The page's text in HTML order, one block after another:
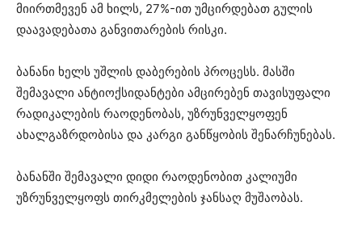
მიირთმევენ ამ ხილს, 27%-ით უმცირდებათ გულის
დაავადებათა განვითარების რისკი.
ბანანი ხელს უშლის დაბერების პროცესს. მასში
შემავალი ანტიოქსიდანტები ამცირებენ თავისუფალი
რადიკალების რაოდენობას, უზრუნველყოფენ
ახალგაზრდობისა და კარგი განწყობის შენარჩუნებას.
ბანანში შემავალი დიდი რაოდენობით კალიუმი
უზრუნველყოფს თირკმელების ჯანსაღ მუშაობას.